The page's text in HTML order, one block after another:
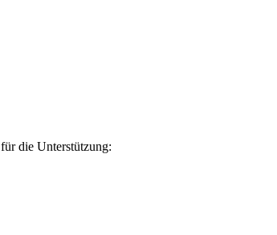
für die Unterstützung: